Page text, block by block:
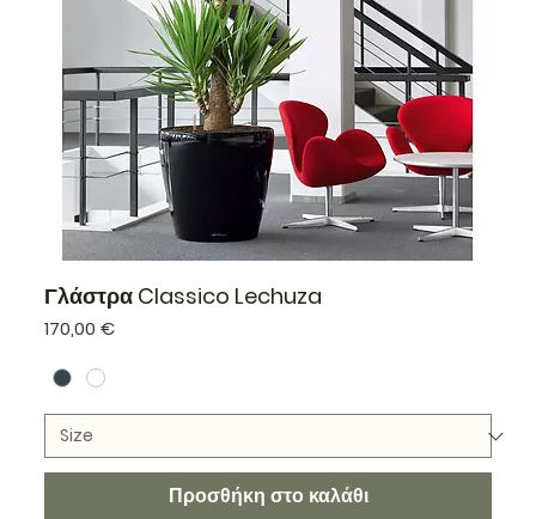
Γλάστρα Classico Lechuza
Τιμή
170,00 €
Προσθήκη στο καλάθι